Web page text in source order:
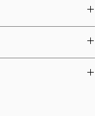
such as sizing,
This is also a
this product
to do in case they
policy is a great
methods,